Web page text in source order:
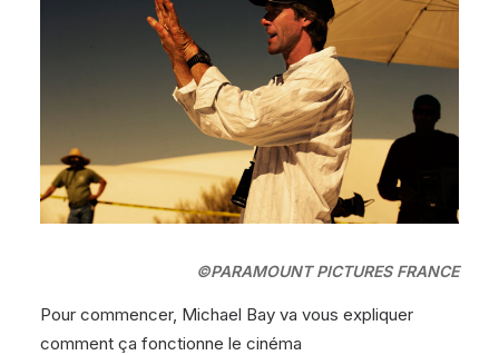
©PARAMOUNT PICTURES FRANCE
Pour commencer, Michael Bay va vous expliquer
comment ça fonctionne le cinéma